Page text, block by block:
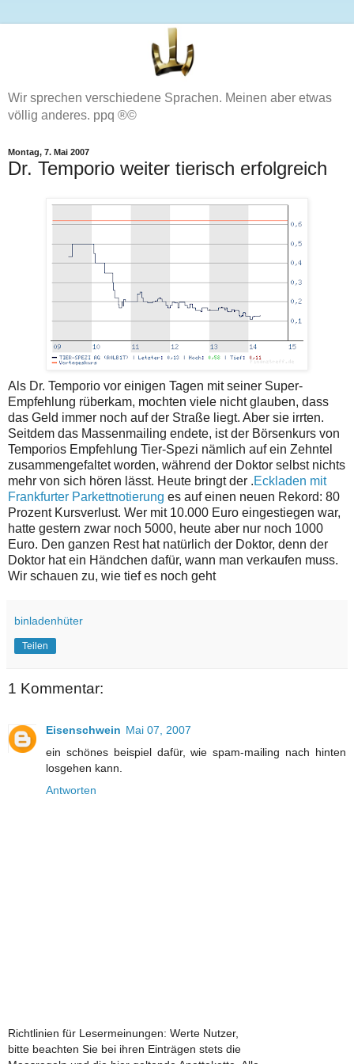
Wir sprechen verschiedene Sprachen. Meinen aber etwas
völlig anderes. ppq ®©
Montag, 7. Mai 2007
Dr. Temporio weiter tierisch erfolgreich
Als Dr. Temporio vor einigen Tagen mit seiner Super-
Empfehlung rüberkam, mochten viele nicht glauben, dass
das Geld immer noch auf der Straße liegt. Aber sie irrten.
Seitdem das Massenmailing endete, ist der Börsenkurs von
Temporios Empfehlung Tier-Spezi nämlich auf ein Zehntel
zusammengefaltet worden, während der Doktor selbst nichts
mehr von sich hören lässt. Heute bringt der .Eckladen mit
Frankfurter Parkettnotierung es auf einen neuen Rekord: 80
Prozent Kursverlust. Wer mit 10.000 Euro eingestiegen war,
hatte gestern zwar noch 5000, heute aber nur noch 1000
Euro. Den ganzen Rest hat natürlich der Doktor, denn der
Doktor hat ein Händchen dafür, wann man verkaufen muss.
Wir schauen zu, wie tief es noch geht
binladenhüter
Teilen
1 Kommentar:
Eisenschwein Mai 07, 2007
ein schönes beispiel dafür, wie spam-mailing nach hinten
losgehen kann.
Antworten
Richtlinien für Lesermeinungen: Werte Nutzer,
bitte beachten Sie bei ihren Einträgen stets die